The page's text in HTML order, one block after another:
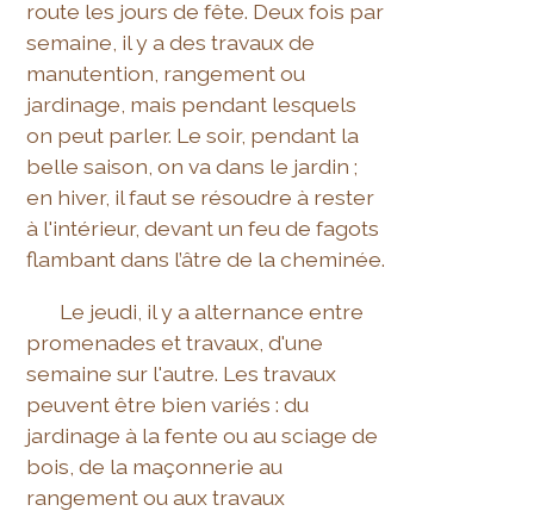
route les jours de fête. Deux fois par
semaine, il y a des travaux de
manutention, rangement ou
jardinage, mais pendant lesquels
on peut parler. Le soir, pendant la
belle saison, on va dans le jardin ;
en hiver, il faut se résoudre à rester
à l'intérieur, devant un feu de fagots
flambant dans l’âtre de la cheminée.
Le jeudi, il y a alternance entre
promenades et travaux, d'une
semaine sur l'autre. Les travaux
peuvent être bien variés : du
jardinage à la fente ou au sciage de
bois, de la maçonnerie au
rangement ou aux travaux